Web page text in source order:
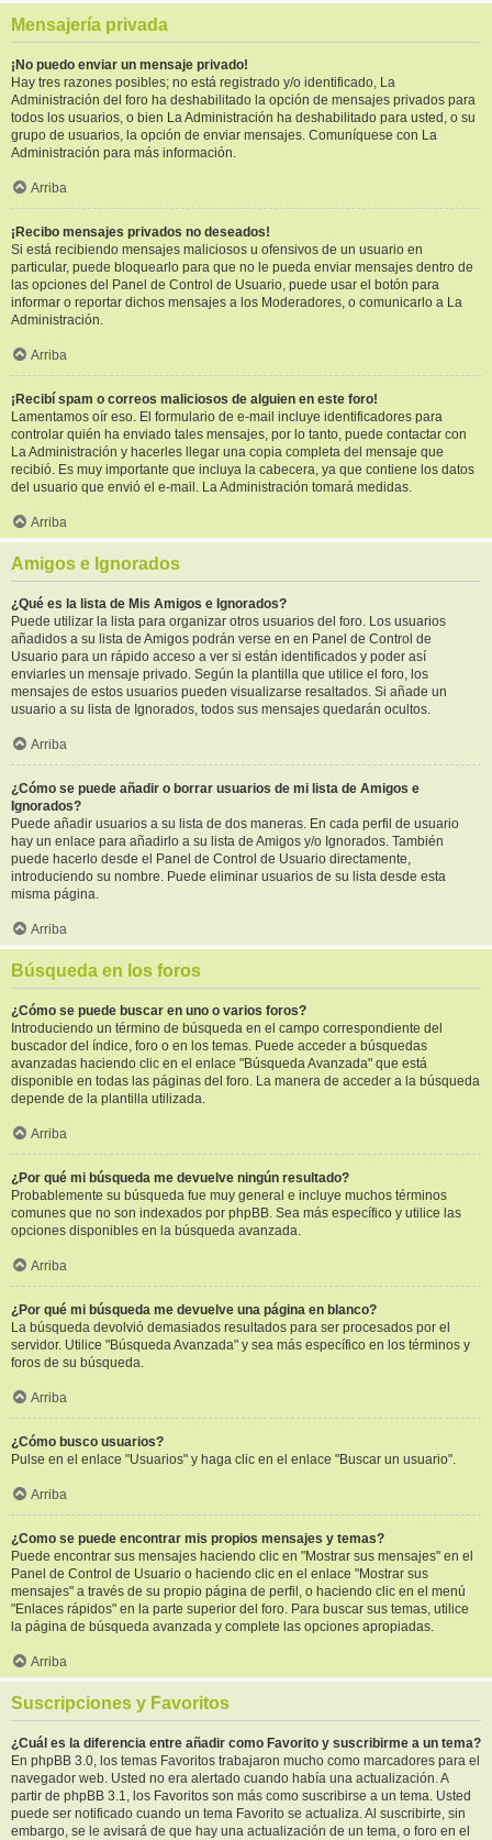
Mensajería privada
¡No puedo enviar un mensaje privado!
Hay tres razones posibles; no está registrado y/o identificado, La
Administración del foro ha deshabilitado la opción de mensajes privados para
todos los usuarios, o bien La Administración ha deshabilitado para usted, o su
grupo de usuarios, la opción de enviar mensajes. Comuníquese con La
Administración para más información.
Arriba
¡Recibo mensajes privados no deseados!
Si está recibiendo mensajes maliciosos u ofensivos de un usuario en
particular, puede bloquearlo para que no le pueda enviar mensajes dentro de
las opciones del Panel de Control de Usuario, puede usar el botón para
informar o reportar dichos mensajes a los Moderadores, o comunicarlo a La
Administración.
Arriba
¡Recibí spam o correos maliciosos de alguien en este foro!
Lamentamos oír eso. El formulario de e-mail incluye identificadores para
controlar quién ha enviado tales mensajes, por lo tanto, puede contactar con
La Administración y hacerles llegar una copia completa del mensaje que
recibió. Es muy importante que incluya la cabecera, ya que contiene los datos
del usuario que envió el e-mail. La Administración tomará medidas.
Arriba
Amigos e Ignorados
¿Qué es la lista de Mis Amigos e Ignorados?
Puede utilizar la lista para organizar otros usuarios del foro. Los usuarios
añadidos a su lista de Amigos podrán verse en en Panel de Control de
Usuario para un rápido acceso a ver si están identificados y poder así
enviarles un mensaje privado. Según la plantilla que utilice el foro, los
mensajes de estos usuarios pueden visualizarse resaltados. Si añade un
usuario a su lista de Ignorados, todos sus mensajes quedarán ocultos.
Arriba
¿Cómo se puede añadir o borrar usuarios de mi lista de Amigos e
Ignorados?
Puede añadir usuarios a su lista de dos maneras. En cada perfil de usuario
hay un enlace para añadirlo a su lista de Amigos y/o Ignorados. También
puede hacerlo desde el Panel de Control de Usuario directamente,
introduciendo su nombre. Puede eliminar usuarios de su lista desde esta
misma página.
Arriba
Búsqueda en los foros
¿Cómo se puede buscar en uno o varios foros?
Introduciendo un término de búsqueda en el campo correspondiente del
buscador del índice, foro o en los temas. Puede acceder a búsquedas
avanzadas haciendo clic en el enlace "Búsqueda Avanzada" que está
disponible en todas las páginas del foro. La manera de acceder a la búsqueda
depende de la plantilla utilizada.
Arriba
¿Por qué mi búsqueda me devuelve ningún resultado?
Probablemente su búsqueda fue muy general e incluye muchos términos
comunes que no son indexados por phpBB. Sea más específico y utilice las
opciones disponibles en la búsqueda avanzada.
Arriba
¿Por qué mi búsqueda me devuelve una página en blanco?
La búsqueda devolvió demasiados resultados para ser procesados por el
servidor. Utilice "Búsqueda Avanzada" y sea más específico en los términos y
foros de su búsqueda.
Arriba
¿Cómo busco usuarios?
Pulse en el enlace "Usuarios" y haga clic en el enlace "Buscar un usuario".
Arriba
¿Como se puede encontrar mis propios mensajes y temas?
Puede encontrar sus mensajes haciendo clic en "Mostrar sus mensajes" en el
Panel de Control de Usuario o haciendo clic en el enlace "Mostrar sus
mensajes" a través de su propio página de perfil, o haciendo clic en el menú
"Enlaces rápidos" en la parte superior del foro. Para buscar sus temas, utilice
la página de búsqueda avanzada y complete las opciones apropiadas.
Arriba
Suscripciones y Favoritos
¿Cuál es la diferencia entre añadir como Favorito y suscribirme a un tema?
En phpBB 3.0, los temas Favoritos trabajaron mucho como marcadores para el
navegador web. Usted no era alertado cuando había una actualización. A
partir de phpBB 3.1, los Favoritos son más como suscribirse a un tema. Usted
puede ser notificado cuando un tema Favorito se actualiza. Al suscribirte, sin
embargo, se le avisará de que hay una actualización de un tema, o foro en el